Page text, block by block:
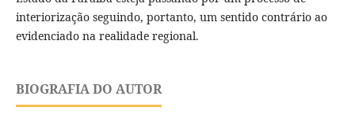
interiorização seguindo, portanto, um sentido contrário ao
evidenciado na realidade regional.
BIOGRAFIA DO AUTOR